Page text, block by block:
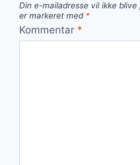
Din e-mailadresse vil ikke blive
er markeret med *
Kommentar *